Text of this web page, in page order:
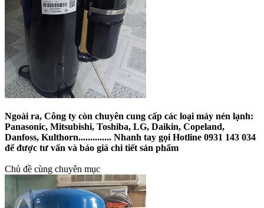
Ngoài ra, Công ty còn chuyên cung cấp các loại máy nén lạnh:
Panasonic, Mitsubishi, Toshiba, LG, Daikin, Copeland,
Danfoss, Kulthorn.............. Nhanh tay gọi Hotline 0931 143 034
để được tư vấn và báo giá chi tiết sản phẩm
Chủ đề cùng chuyên mục